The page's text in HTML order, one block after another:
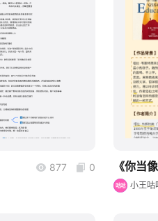
877 0 《你当
咕咕 小王咕